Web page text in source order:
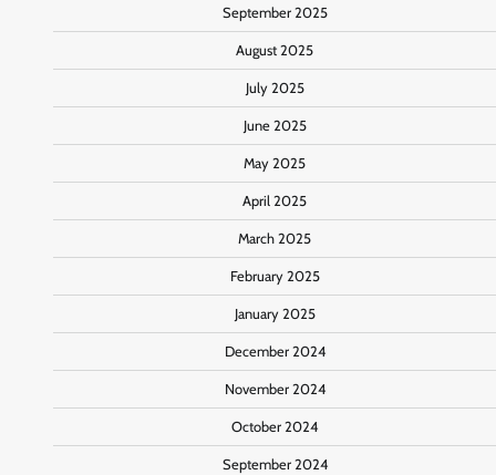
September 2025
August 2025
July 2025
June 2025
May 2025
April 2025
March 2025
February 2025
January 2025
December 2024
November 2024
October 2024
September 2024